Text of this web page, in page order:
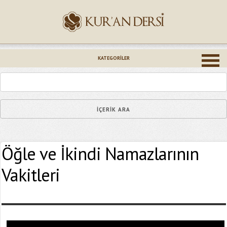
KATEGORILER
Öğle ve İkindi Namazlarının
Vakitleri
Epostanız (*)
Yaşadığınız Hatanın Ayrıntıları